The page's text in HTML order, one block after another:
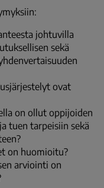
johtuvilla
sekä
ovat
on ollut oppijoiden
tuen tarpeisiin sekä
on huomioitu?
arviointi on